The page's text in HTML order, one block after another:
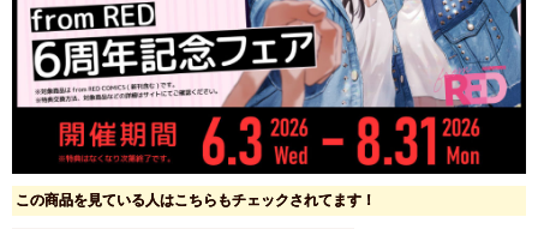
この商品を見ている人はこちらもチェックされてます！